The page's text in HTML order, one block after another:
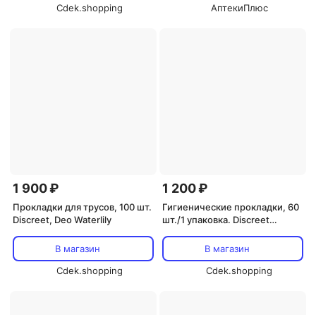
Cdek.shopping
АптекиПлюс
1 900 ₽
Прокладки для трусов, 100 шт.
Discreet, Deo Waterlily
В магазин
Cdek.shopping
1 200 ₽
Гигиенические прокладки, 60
шт./1 упаковка. Discreet
В магазин
Cdek.shopping